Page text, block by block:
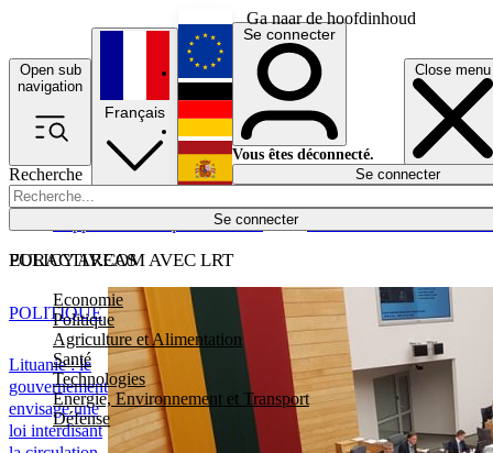
Ga naar de hoofdinhoud
Open sub
navigation
Close menu
Recherche
Se connecter
POLICY AREAS
Economie
Politique
Agriculture et Alimentation
Santé
Technologies
Energie, Environnement et Transport
Défense
Économie
Français
English
Deutsch
Español
Se connecter
Vous êtes déconnecté.
Se connecter
EURACTIV.COM AVEC LRT
Lituanie : le
gouvernement
envisage une
loi interdisant
POLITIQUE